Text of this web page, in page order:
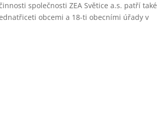
společnosti ZEA Světice a.s. patří také
obcemi a 18-ti obecními úřady v